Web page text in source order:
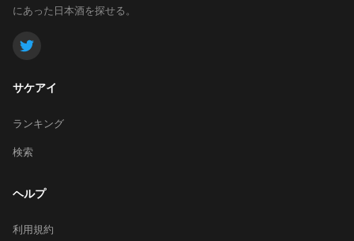
にあった日本酒を探せる。
サケアイ
ランキング
検索
ヘルプ
利用規約